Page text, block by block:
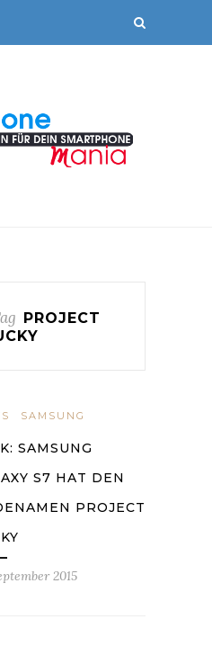
PROJECT
SAMSUNG
SAMSUNG
S7 HAT DEN
PROJECT
2015